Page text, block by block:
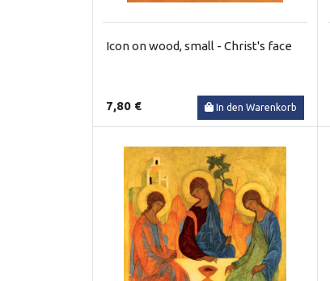
Icon on wood, small - Christ's face
7,80 € In den Warenkorb